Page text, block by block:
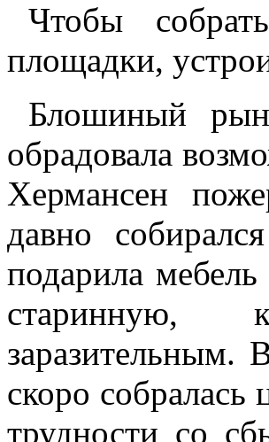
Чтобы
площадки,
Блошиный
обрадовала
Хермансен
давно
подарила
старинную,
заразительным.
скоро собралась
трудности со